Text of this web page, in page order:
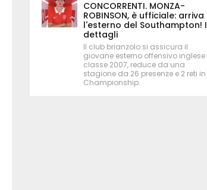
CONCORRENTI. MONZA-
ROBINSON, è ufficiale: arriva
l'esterno del Southampton! I
dettagli
Il club brianzolo si assicura il
giovane esterno offensivo inglese
classe 2007, reduce da una
stagione da 26 presenze e 2 reti in
Championship.